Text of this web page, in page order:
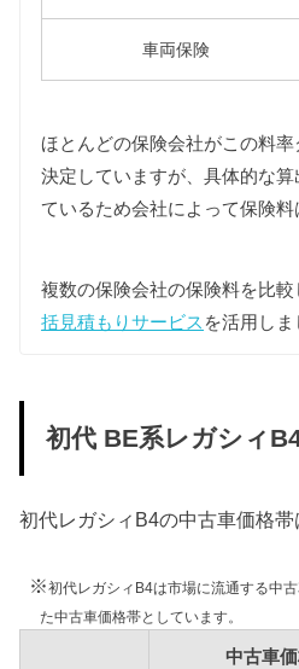
増額となりますが、維持費
算出しています。
1500kg以下：
車検費用
自賠責
BE5型レガシィB4は自家用
燃料代
条件として、基本情報で説
燃費をもとに燃料代を算出
車両保険
ほとんどの保険会社がこの料
決定していますが、具体的な
ているため会社によって保険料
複数の保険会社の保険料を比
括見積もりサービス を活用しま
初代 BE系レガシィ
初代レガシィB4の中古車価格帯
※初代レガシィB4は市場に流通する中
た中古車価格帯としています。
中古車